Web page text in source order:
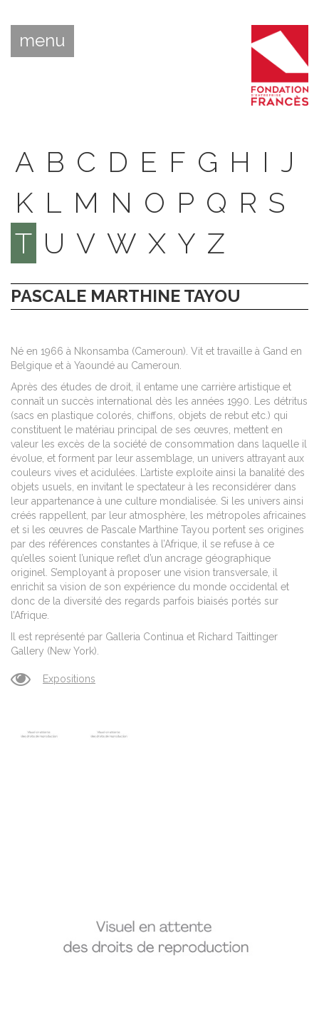
menu
A B C D E F G H I J
K L M N O P Q R S
T U V W X Y Z
PASCALE MARTHINE TAYOU
Né en 1966 à Nkonsamba (Cameroun). Vit et travaille à Gand en
Belgique et à Yaoundé au Cameroun.
Après des études de droit, il entame une carrière artistique et
connaît un succès international dès les années 1990. Les détritus
(sacs en plastique colorés, chiffons, objets de rebut etc.) qui
constituent le matériau principal de ses œuvres, mettent en
valeur les excès de la société de consommation dans laquelle il
évolue, et forment par leur assemblage, un univers attrayant aux
couleurs vives et acidulées. L’artiste exploite ainsi la banalité des
objets usuels, en invitant le spectateur à les reconsidérer dans
leur appartenance à une culture mondialisée. Si les univers ainsi
créés rappellent, par leur atmosphère, les métropoles africaines
et si les œuvres de Pascale Marthine Tayou portent ses origines
par des références constantes à l’Afrique, il se refuse à ce
qu’elles soient l’unique reflet d’un ancrage géographique
originel. S’employant à proposer une vision transversale, il
enrichit sa vision de son expérience du monde occidental et
donc de la diversité des regards parfois biaisés portés sur
l’Afrique.
Il est représenté par Galleria Continua et Richard Taittinger
Gallery (New York).
Expositions